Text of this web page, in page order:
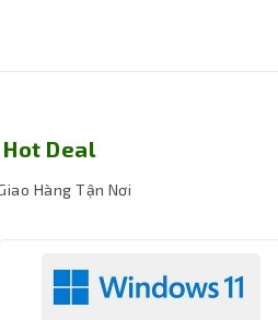
Hot Deal
Hàng Tận Nơi